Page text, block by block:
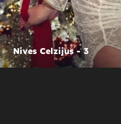
Nives Celzijus - 3